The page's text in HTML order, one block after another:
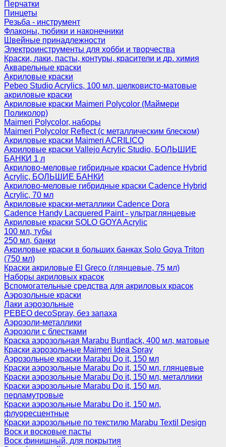
Перчатки
Пинцеты
Резьба - инструмент
Флаконы, тюбики и наконечники
Швейные принадлежности
Электроинструменты для хобби и творчества
Краски, лаки, пасты, контуры, красители и др. химия
Акварельные краски
Акриловые краски
Pebeo Studio Acrylics, 100 мл, шелковисто-матовые
акриловые краски
Акриловые краски Maimeri Polycolor (Маймери
Поликолор)
Maimeri Polycolor, наборы
Maimeri Polycolor Reflect (с металлическим блеском)
Акриловые краски Maimeri ACRILICO
Акриловые краски Vallejo Acrylic Studio, БОЛЬШИЕ
БАНКИ 1 л
Акрилово-меловые гибридные краски Cadence Hybrid
Acrylic, БОЛЬШИЕ БАНКИ
Акрилово-меловые гибридные краски Cadence Hybrid
Acrylic, 70 мл
Акриловые краски-металлики Cadence Dora
Cadence Handy Lacquered Paint - ультраглянцевые
Акриловые краски SOLO GOYA Acrylic
100 мл, тубы
250 мл, банки
Акриловые краски в больших банках Solo Goya Triton
(750 мл)
Краски акриловые El Greco (глянцевые, 75 мл)
Наборы акриловых красок
Вспомогательные средства для акриловых красок
Аэрозольные краски
Лаки аэрозольные
PEBEO decoSpray, без запаха
Аэрозоли-металлики
Аэрозоли с блестками
Краска аэрозольная Marabu Buntlack, 400 мл, матовые
Краски аэрозольные Maimeri Idea Spray
Аэрозольные краски Marabu Do it, 150 мл
Краски аэрозольные Marabu Do it, 150 мл, глянцевые
Краски аэрозольные Marabu Do it, 150 мл, металлики
Краски аэрозольные Marabu Do it, 150 мл,
перламутровые
Краски аэрозольные Marabu Do it, 150 мл,
флуоресцентные
Краски аэрозольные по текстилю Marabu Textil Design
Воск и восковые пасты
Воск финишный, для покрытия